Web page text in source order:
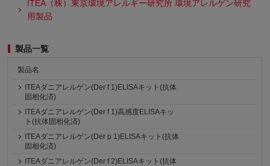
ITEA（株）東京環境アレルギー研究所 環境アレルゲン研究
用製品
製品一覧
製品名
ITEAダニアレルゲン(Der f 1)ELISAキット(抗体
固相化済)
ITEAダニアレルゲン(Der f 1)高感度ELISAキッ
ト(抗体固相化済)
ITEAダニアレルゲン(Der p 1)ELISAキット(抗体
固相化済)
ITEAダニアレルゲン(Der f 2)ELISAキット(抗体